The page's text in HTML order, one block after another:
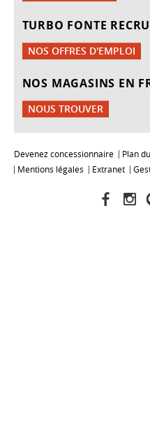
TURBO FONTE
NOS OFFRES D'EMPLOI
NOS MAGASINS EN
NOUS TROUVER
Devenez concessionnaire Plan
Mentions légales
Extranet